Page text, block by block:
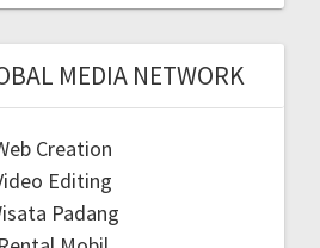
MEDIA NETWORK
Creation
Editing
Padang